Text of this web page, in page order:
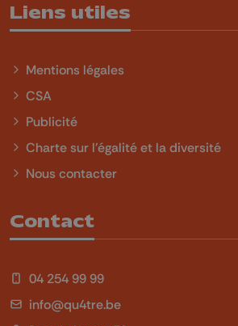
Liens utiles
Mentions légales
CSA
Publicité
Charte sur l'égalité et la diversité
Nous contacter
Contact
04 254 99 99
info@qu4tre.be